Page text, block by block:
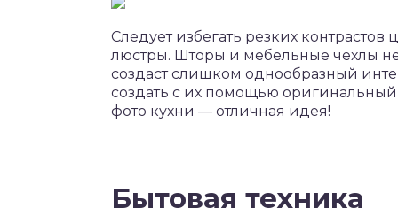
Следует избегать резких
люстры. Шторы и мебельные чехлы
создаст слишком однообразный
создать с их помощью
фото кухни — отличная идея!
Бытовая техника